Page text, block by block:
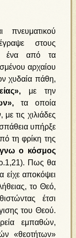
πνευματικού
στους
από τα
αρχαίου
χυδαία πάθη,
με την
τα οποία
τις χιλιάδες
υπήρξε
τη φρίκη της
ο κόσμος
Πως θα
είχε αποκόψει
το Θεό,
έτσι
του Θεού.
εμπαθών,
«θεοτήτων»